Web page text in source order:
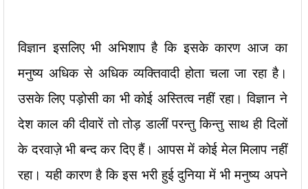
विज्ञान इसलिए भी अभिशाप है कि इसके कारण आज का
मनुष्य अधिक से अधिक व्यक्तिवादी होता चला जा रहा है।
उसके लिए पड़ोसी का भी कोई अस्तित्व नहीं रहा। विज्ञान ने
देश काल की दीवारें तो तोड़ डालीं परन्तु किन्तु साथ ही दिलों
के दरवाज़े भी बन्द कर दिए हैं। आपस में कोई मेल मिलाप नहीं
रहा। यही कारण है कि इस भरी हुई दुनिया में भी मनुष्य अपने